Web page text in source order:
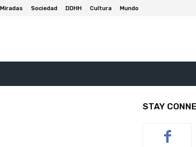
Miradas Sociedad DDHH Cultura Mundo
STAY